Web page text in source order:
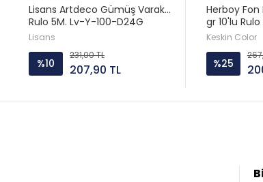
Lisans Artdeco Gümüş Varak
Rulo 5M. Lv-Y-100-D24G
Lisans
%10
231,00 TL
207,90 TL
Herboy Fon
gr 10'lu Rulo
Keskin Color
%25